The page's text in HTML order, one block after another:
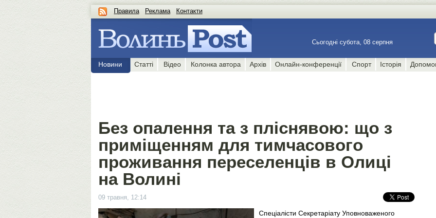
Правила Реклама Контакти
Сьогодні субота, 08 серпня
Новини Статті Відео Колонка автора Архів Онлайн-конференції Спорт Історія
Без опалення та з пліснявою: що з
приміщенням для тимчасового
проживання переселенців в Олиці
на Волині
09 травня, 12:14
Спеціалісти Секретаріату Уповноваженого